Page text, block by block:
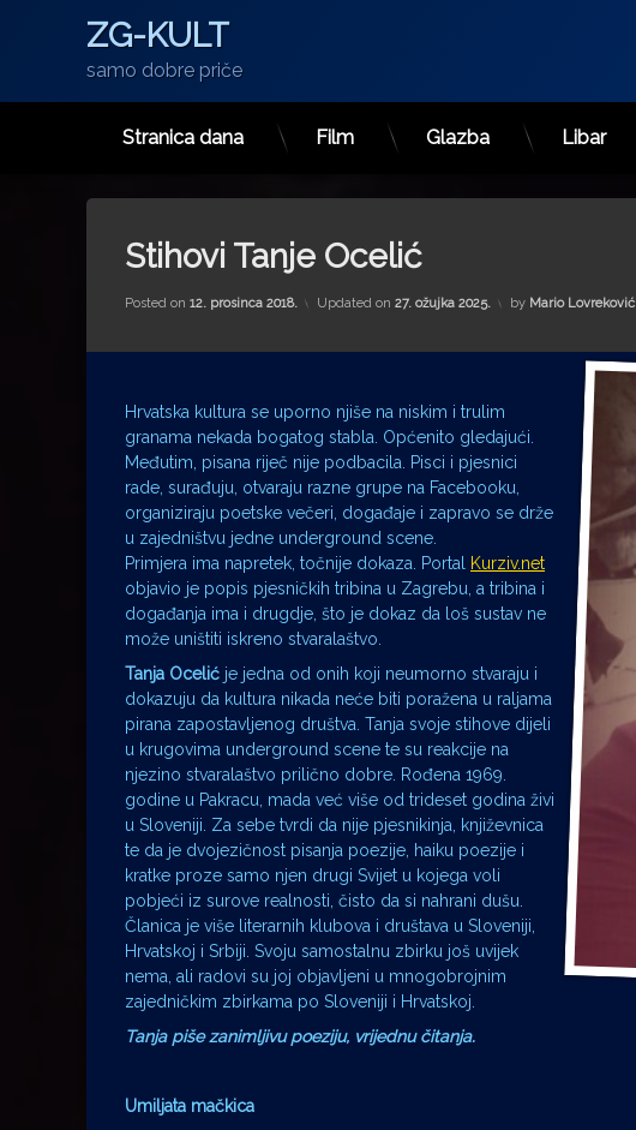
ZG-KULT
samo dobre priče
Stranica dana Film Glazba Libar
Stihovi Tanje Ocelić
Posted on 12. prosinca 2018. Updated on 27. ožujka 2025. by Mario Lovreković
Hrvatska kultura se uporno njiše na niskim i trulim
granama nekada bogatog stabla. Općenito gledajući.
Međutim, pisana riječ nije podbacila. Pisci i pjesnici
rade, surađuju, otvaraju razne grupe na Facebooku,
organiziraju poetske večeri, događaje i zapravo se drže
u zajedništvu jedne underground scene.
Primjera ima napretek, točnije dokaza. Portal
Kurziv.net
objavio je popis pjesničkih tribina u Zagrebu, a tribina i
događanja ima i drugdje, što je dokaz da loš sustav ne
može uništiti iskreno stvaralaštvo.
Tanja Ocelić je jedna od onih koji neumorno stvaraju i
dokazuju da kultura nikada neće biti poražena u raljama
pirana zapostavljenog društva. Tanja svoje stihove dijeli
u krugovima underground scene te su reakcije na
njezino stvaralaštvo prilično dobre. Rođena 1969.
godine u Pakracu, mada već više od trideset godina živi
u Sloveniji. Za sebe tvrdi da nije pjesnikinja, književnica
te da je dvojezičnost pisanja poezije, haiku poezije i
kratke proze samo njen drugi Svijet u kojega voli
pobjeći iz surove realnosti, čisto da si nahrani dušu.
Članica je više literarnih klubova i društava u Sloveniji,
Hrvatskoj i Srbiji. Svoju samostalnu zbirku još uvijek
nema, ali radovi su joj objavljeni u mnogobrojnim
zajedničkim zbirkama po Sloveniji i Hrvatskoj.
Tanja piše zanimljivu poeziju, vrijednu čitanja.
Umiljata mačkica